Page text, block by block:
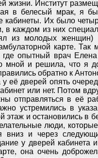
жизни. Институт
в белесый мрак, я
кабинеты. Их было
в каждом из них
из молодых женщин)
карте.
опытный врач
мной и решила, что я
обратно к
у её дверей опять
или нет. Потом
отправляться в её
устремились в
этаж и остановились в
люди,
вниз и через
у дверей кабинета
она очень